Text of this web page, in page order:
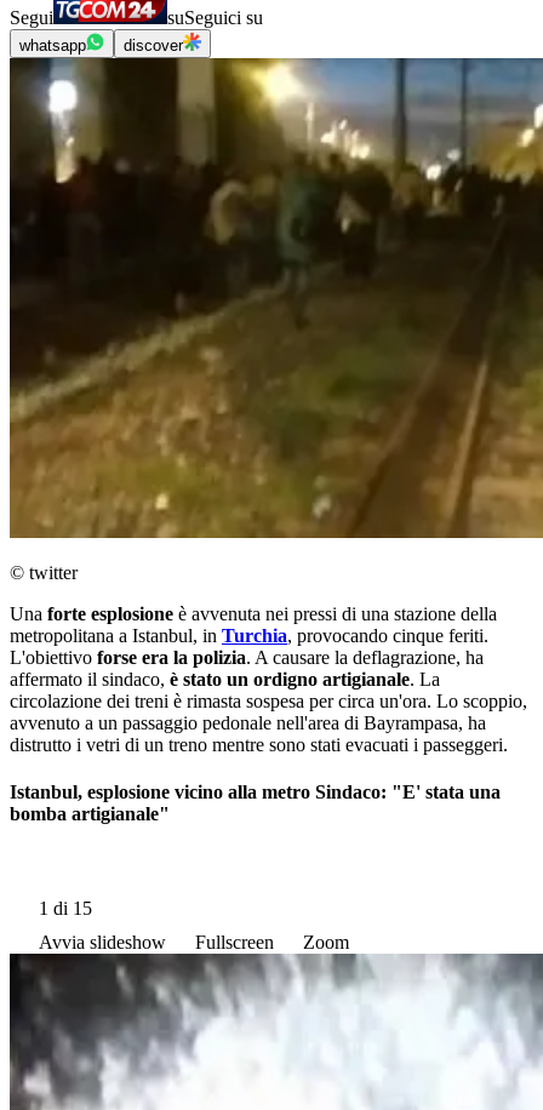
Segui suSeguici su
whatsapp discover
© twitter
Una forte esplosione è avvenuta nei pressi di una stazione della
metropolitana a Istanbul, in Turchia, provocando cinque feriti.
L'obiettivo forse era la polizia. A causare la deflagrazione, ha
affermato il sindaco, è stato un ordigno artigianale. La
circolazione dei treni è rimasta sospesa per circa un'ora. Lo scoppio,
avvenuto a un passaggio pedonale nell'area di Bayrampasa, ha
distrutto i vetri di un treno mentre sono stati evacuati i passeggeri.
Istanbul, esplosione vicino alla metro Sindaco: "E' stata una
bomba artigianale"
1 di 15
Avvia slideshow
Fullscreen Zoom